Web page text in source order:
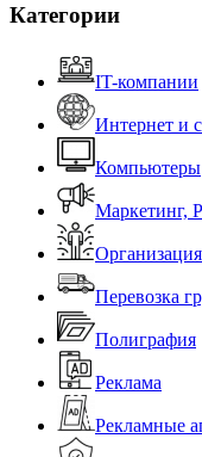
Категории
IT-компании
Интернет и
Компьютеры
Маркетинг,
Перевозка
Полиграфия
Реклама
Рекламные